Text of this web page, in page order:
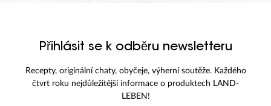
Přihlásit se k odběru newsletteru
Recepty, originální chaty, obyčeje, výherní soutěže. Každého
čtvrt roku nejdůležitější informace o produktech LAND-
LEBEN!